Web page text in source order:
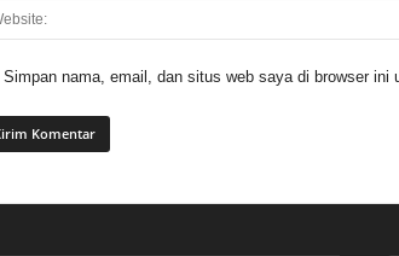
Simpan nama, email, dan situs web saya di browser ini